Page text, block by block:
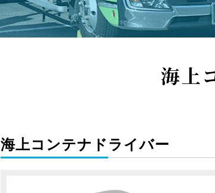
海上
海上コンテナドライバー